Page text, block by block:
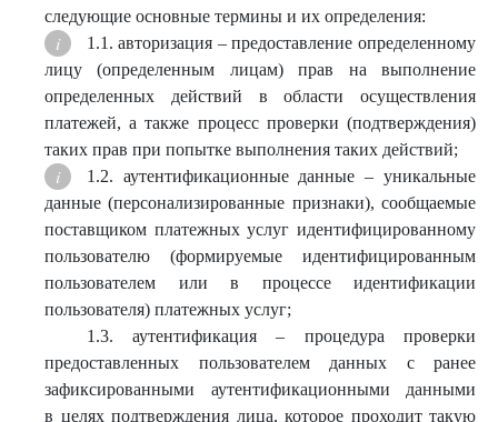
следующие основные термины и их определения:
1.1. авторизация – предоставление определенному
лицу (определенным лицам) прав на выполнение
определенных действий в области осуществления
платежей, а также процесс проверки (подтверждения)
таких прав при попытке выполнения таких действий;
1.2. аутентификационные данные – уникальные
данные (персонализированные признаки), сообщаемые
поставщиком платежных услуг идентифицированному
пользователю (формируемые идентифицированным
пользователем или в процессе идентификации
пользователя) платежных услуг;
1.3. аутентификация – процедура проверки
предоставленных пользователем данных с ранее
зафиксированными аутентификационными данными
в целях подтверждения лица, которое проходит такую